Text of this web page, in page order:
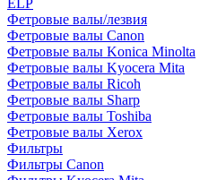
ELP
Фетровые валы/лезвия
Фетровые валы Canon
Фетровые валы Konica Minolta
Фетровые валы Kyocera Mita
Фетровые валы Ricoh
Фетровые валы Sharp
Фетровые валы Toshiba
Фетровые валы Xerox
Фильтры
Фильтры Canon